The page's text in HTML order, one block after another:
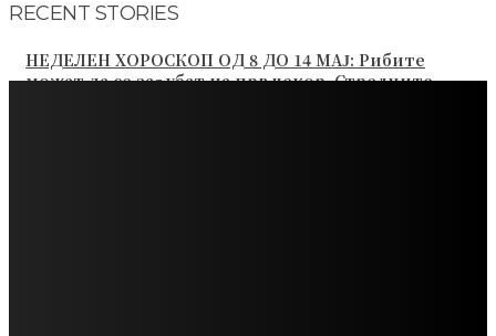
RECENT STORIES
НЕДЕЛЕН ХОРОСКОП ОД 8 ДО 14 МАЈ: Рибите
можат да се заљубат на прв чекор, Стрелците